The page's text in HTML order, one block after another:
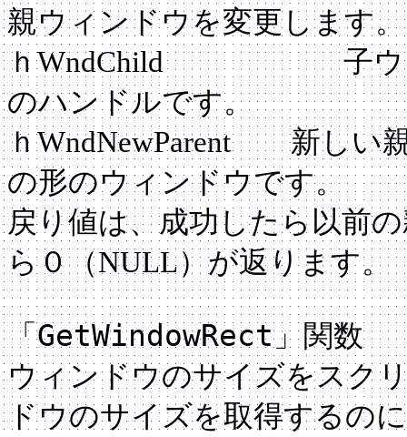
親ウィンドウを変更します。
ｈWndChild 子ウィン
のハンドルです。
ｈWndNewParent 新しい
の形のウィンドウです。
戻り値は、成功したら以前
ら０（NULL）が返ります。
「GetWindowRect」関数
ウィンドウのサイズをスク
ドウのサイズを取得するの